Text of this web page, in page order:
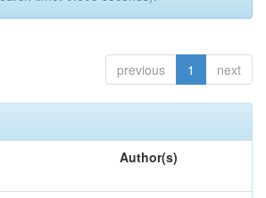
previous 1 next
Author(s)